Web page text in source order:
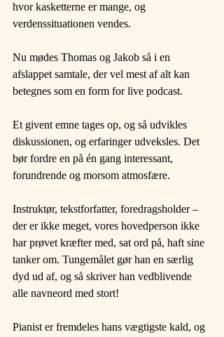
hvor kasketterne er mange, og
verdenssituationen vendes.
Nu mødes Thomas og Jakob så i en
afslappet samtale, der vel mest af alt kan
betegnes som en form for live podcast.
Et givent emne tages op, og så udvikles
diskussionen, og erfaringer udveksles. Det
bør fordre en på én gang interessant,
forundrende og morsom atmosfære.
Instruktør, tekstforfatter, foredragsholder –
der er ikke meget, vores hovedperson ikke
har prøvet kræfter med, sat ord på, haft sine
tanker om. Tungemålet gør han en særlig
dyd ud af, og så skriver han vedblivende
alle navneord med stort!
Pianist er fremdeles hans vægtigste kald, og